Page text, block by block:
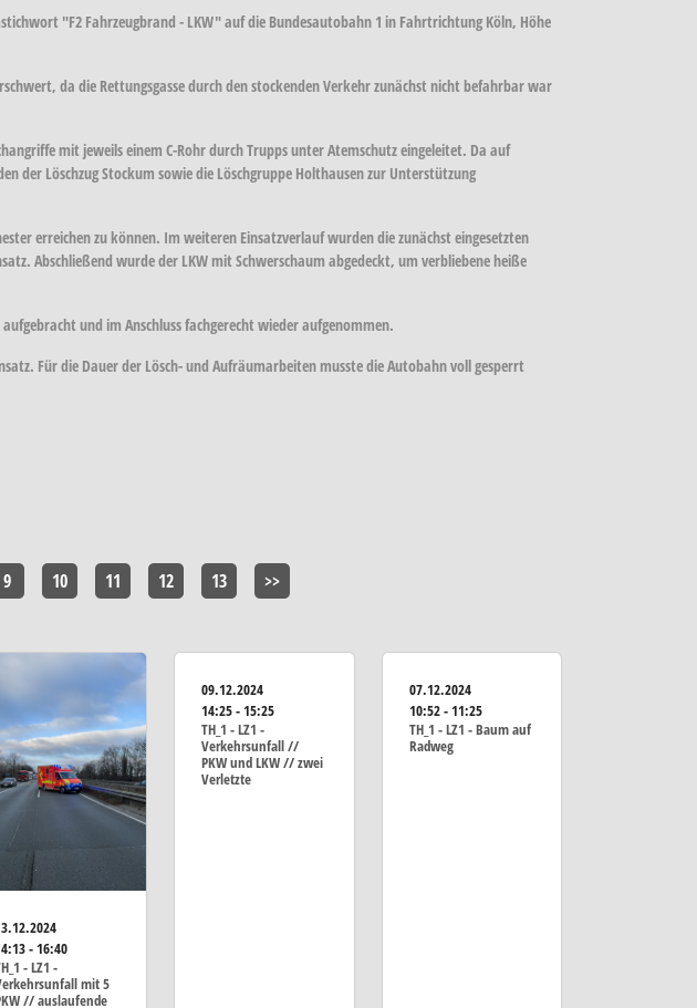
"F2 Fahrzeugbrand - LKW" auf die Bundesautobahn 1 in Fahrtrichtung Köln, Höhe
da die Rettungsgasse durch den stockenden Verkehr zunächst nicht befahrbar war
mit jeweils einem C-Rohr durch Trupps unter Atemschutz eingeleitet. Da auf
der Löschzug Stockum sowie die Löschgruppe Holthausen zur Unterstützung
erreichen zu können. Im weiteren Einsatzverlauf wurden die zunächst eingesetzten
Abschließend wurde der LKW mit Schwerschaum abgedeckt, um verbliebene heiße
und im Anschluss fachgerecht wieder aufgenommen.
Für die Dauer der Lösch- und Aufräumarbeiten musste die Autobahn voll gesperrt
9 10 11 12 13 >>
- 16:40
- LZ1 -
mit 5
// auslaufende
09.12.2024
14:25 - 15:25
TH_1 - LZ1 -
Verkehrsunfall //
PKW und LKW // zwei
Verletzte
07.12.2024
10:52 - 11:25
TH_1 - LZ1 - Baum auf
Radweg